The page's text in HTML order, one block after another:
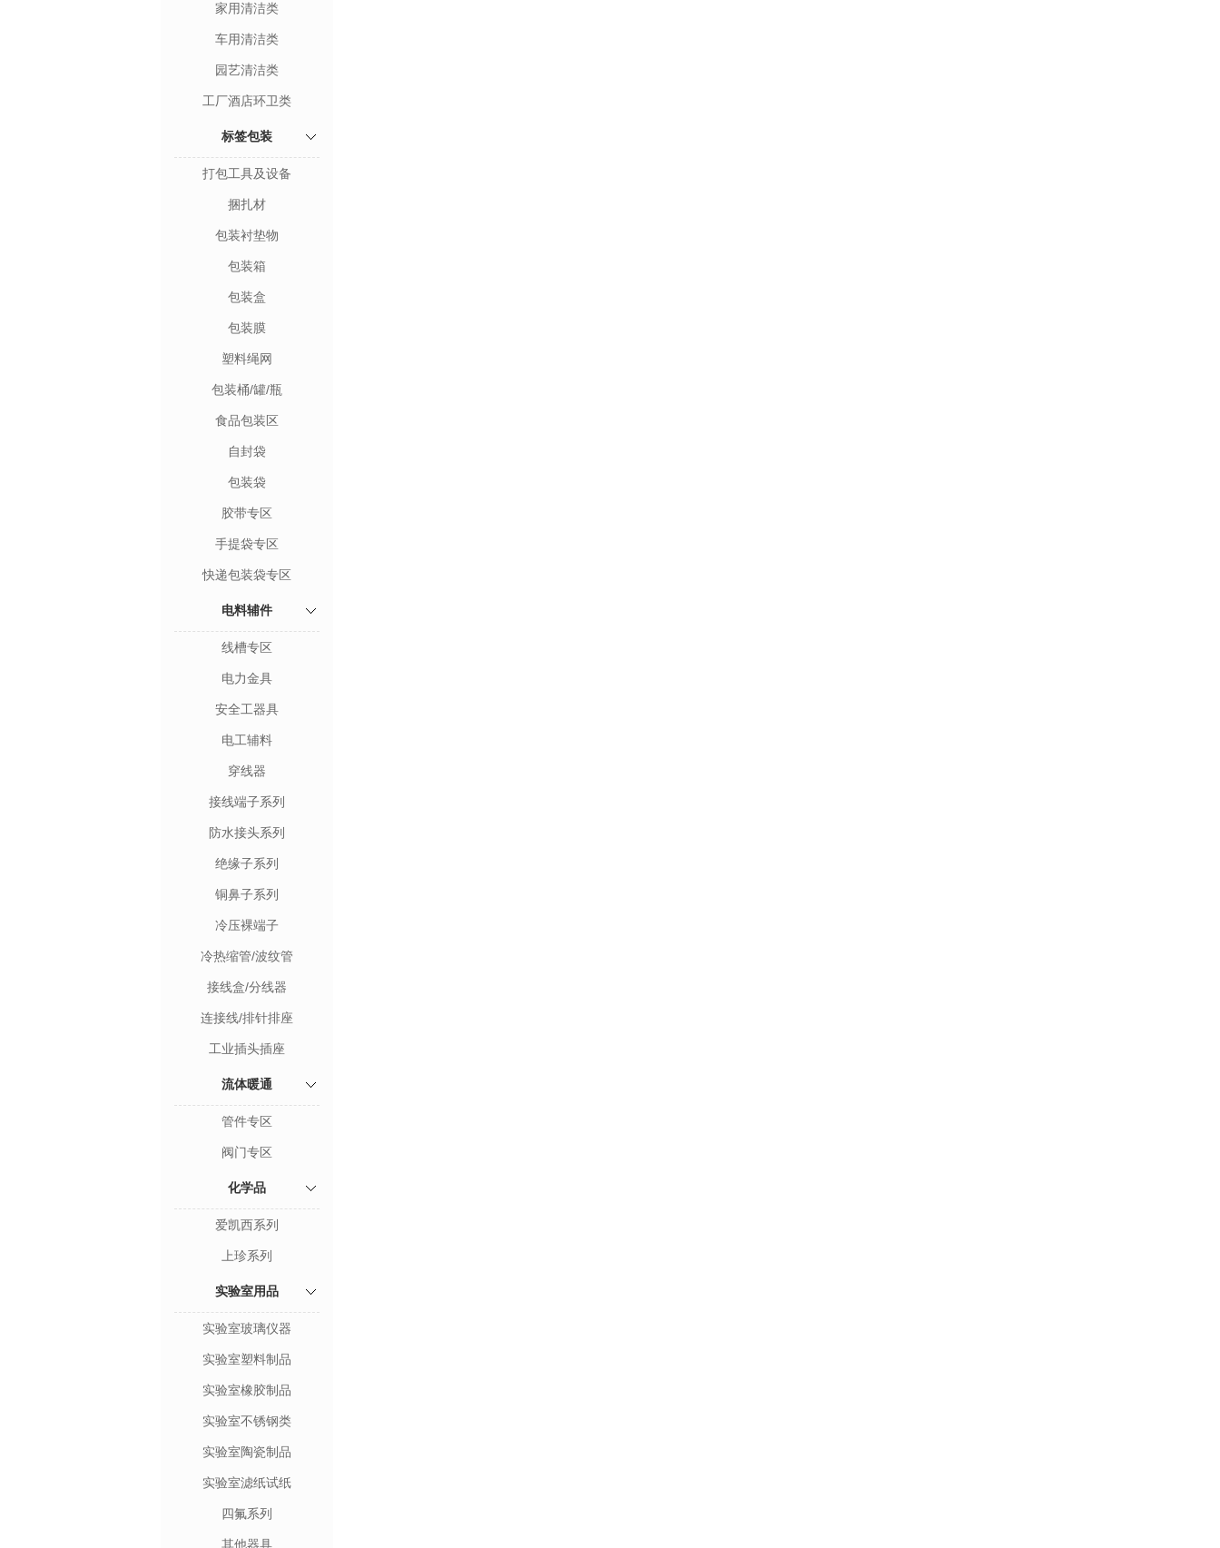
家用清洁类
车用清洁类
园艺清洁类
工厂酒店环卫类
标签包装
打包工具及设备
捆扎材
包装衬垫物
包装箱
包装盒
包装膜
塑料绳网
包装桶/罐/瓶
食品包装区
自封袋
包装袋
胶带专区
手提袋专区
快递包装袋专区
电料辅件
线槽专区
电力金具
安全工器具
电工辅料
穿线器
接线端子系列
防水接头系列
绝缘子系列
铜鼻子系列
冷压裸端子
冷热缩管/波纹管
接线盒/分线器
连接线/排针排座
工业插头插座
流体暖通
管件专区
阀门专区
化学品
爱凯西系列
上珍系列
实验室用品
实验室玻璃仪器
实验室塑料制品
实验室橡胶制品
实验室不锈钢类
实验室陶瓷制品
实验室滤纸试纸
四氟系列
其他器具